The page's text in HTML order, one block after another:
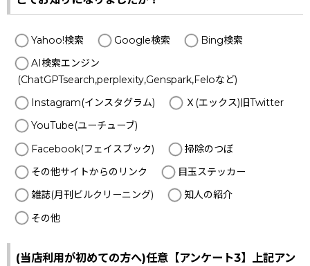
Yahoo!検索 Google検索
Bing検索
AI検索エンジン
(ChatGPTsearch,perplexity,Genspark,Feloなど)
Instagram(インスタグラム)
Ｘ(エックス)旧Twitter
YouTube(ユーチューブ)
Facebook(フェイスブック)
掃除のつぼ
その他サイトからのリンク
目玉ステッカー
雑誌(月刊ビルクリーニング)
知人の紹介
その他
(当店利用が初めての方へ)任意【アンケート3】上記アン